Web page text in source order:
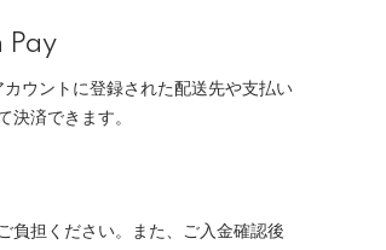
Pay
ウントに登録された配送先や支払い
決済できます。
負担ください。また、ご入金確認後